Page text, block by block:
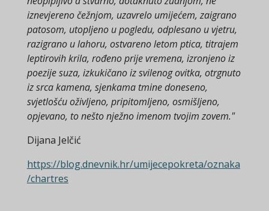
iznevjereno čežnjom, uzavrelo umijećem, zaigrano
patosom, utopljeno u pogledu, odplesano u vjetru,
razigrano u lahoru, ostvareno letom ptica, titrajem
leptirovih krila, rođeno prije vremena, izronjeno iz
poezije suza, izkukičano iz svilenog ovitka, otrgnuto
iz srca kamena, sjenkama tmine doneseno,
svjetlošću oživljeno, pripitomljeno, osmišljeno,
opjevano, to nešto nježno imenom tvojim zovem."
Dijana Jelčić
https://blog.dnevnik.hr/umijecepokreta/oznaka
/chartres